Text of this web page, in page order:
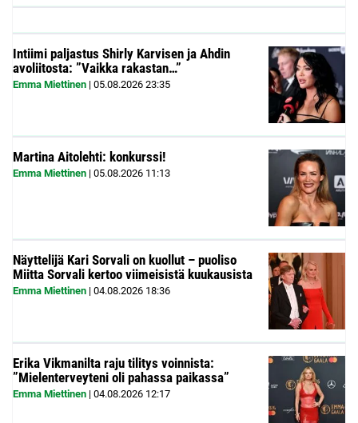
Intiimi paljastus Shirly Karvisen ja Ahdin
avoliitosta: ”Vaikka rakastan…”
Emma Miettinen | 05.08.2026 23:35
Martina Aitolehti: konkurssi!
Emma Miettinen | 05.08.2026 11:13
Näyttelijä Kari Sorvali on kuollut – puoliso
Miitta Sorvali kertoo viimeisistä kuukausista
Emma Miettinen | 04.08.2026 18:36
Erika Vikmanilta raju tilitys voinnista:
”Mielenterveyteni oli pahassa paikassa”
Emma Miettinen | 04.08.2026 12:17